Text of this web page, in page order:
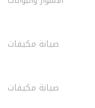
صيانة مكيفات
صيانة مكيفات